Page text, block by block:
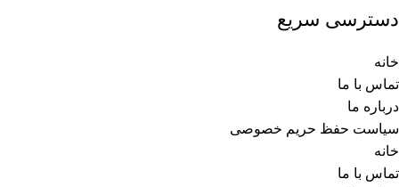
دسترسی سریع
خانه
تماس با ما
درباره ما
سیاست حفظ حریم خصوصی
خانه
تماس با ما